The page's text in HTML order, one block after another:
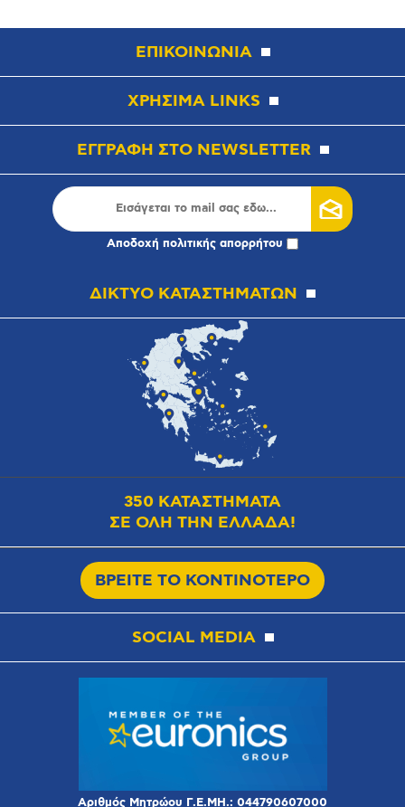
ΕΠΙΚΟΙΝΩΝΙΑ
ΧΡΗΣΙΜΑ LINKS
ΕΓΓΡΑΦΗ ΣΤΟ NEWSLETTER
Αποδοχή πολιτικής απορρήτου
ΔΙΚΤΥΟ ΚΑΤΑΣΤΗΜΑΤΩΝ
350 ΚΑΤΑΣΤΗΜΑΤΑ
ΣΕ ΟΛΗ ΤΗΝ ΕΛΛΑΔΑ!
ΒΡΕΙΤΕ ΤΟ ΚΟΝΤΙΝΟΤΕΡΟ
SOCIAL MEDIA